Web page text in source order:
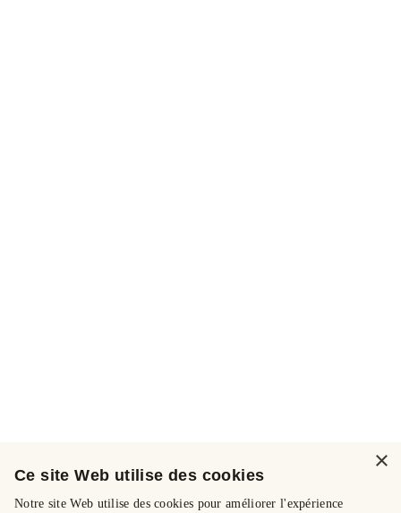
×
Ce site Web utilise des cookies
Notre site Web utilise des cookies pour améliorer l'expérience